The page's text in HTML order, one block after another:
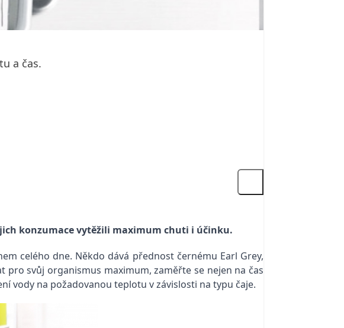
a čas.
konzumace vytěžili maximum chuti i účinku.
celého dne. Někdo dává přednost černému Earl Grey,
pro svůj organismus maximum, zaměřte se nejen na čas
vody na požadovanou teplotu v závislosti na typu čaje.